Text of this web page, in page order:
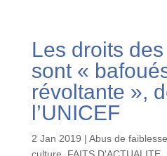
Les droits
sont «
révoltante »,
l’UNICEF
2 Jan 2019 | Abus de faiblesse